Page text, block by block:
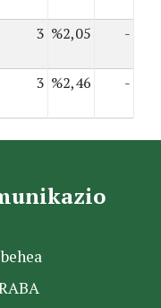
3 %2,05 -
3 %2,46 -